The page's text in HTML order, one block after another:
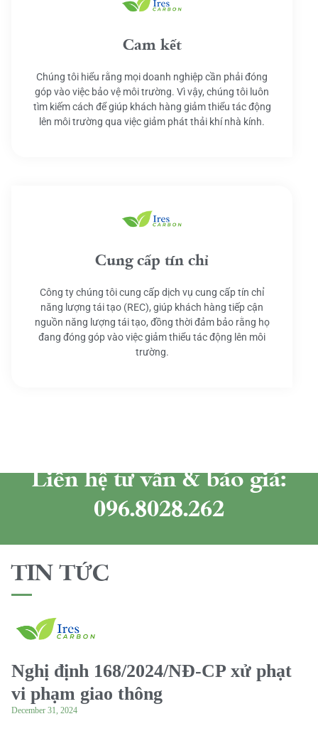
Cam kết
Chúng tôi hiểu rằng mọi doanh nghiệp cần phải đóng
góp vào việc bảo vệ môi trường. Vì vậy, chúng tôi luôn
tìm kiếm cách để giúp khách hàng giảm thiểu tác động
lên môi trường qua việc giảm phát thải khí nhà kính.
Cung cấp tín chỉ
Công ty chúng tôi cung cấp dịch vụ cung cấp tín chỉ
năng lượng tái tạo (REC), giúp khách hàng tiếp cận
nguồn năng lượng tái tạo, đồng thời đảm bảo rằng họ
đang đóng góp vào việc giảm thiểu tác động lên môi
trường.
Liên hệ tư vấn & báo giá:
096.8028.262
TIN TỨC
Nghị định 168/2024/NĐ-CP xử phạt
vi phạm giao thông
December 31, 2024